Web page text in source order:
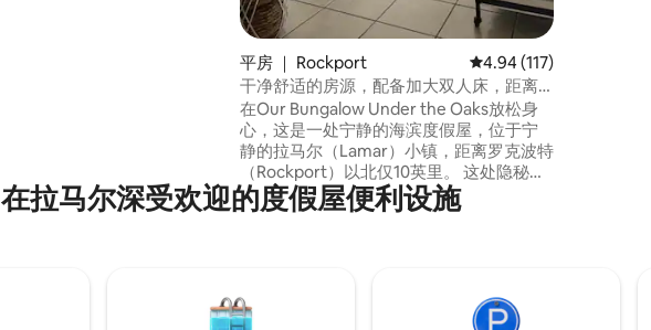
平房 ｜ Rockport 平均评分 4.94 分（满分
4.94 (117)
干净舒适的房源，配备加大双人床，距离
Goose Island仅几分钟车程
在Our Bungalow Under the Oaks放松身
心，这是一处宁静的海滨度假屋，位于宁
静的拉马尔（Lamar）小镇，距离罗克波特
（Rockport）以北仅10英里。 这处隐秘的
度假胜地周围环绕着高耸的活橡树，鸟类
资源丰富，为您的墨西哥湾海岸度假提供
科帕诺湾船坡道 – 4.5英里 📍 罗克波特海滩
– 11英里
在拉马尔深受欢迎的度假屋便利设施